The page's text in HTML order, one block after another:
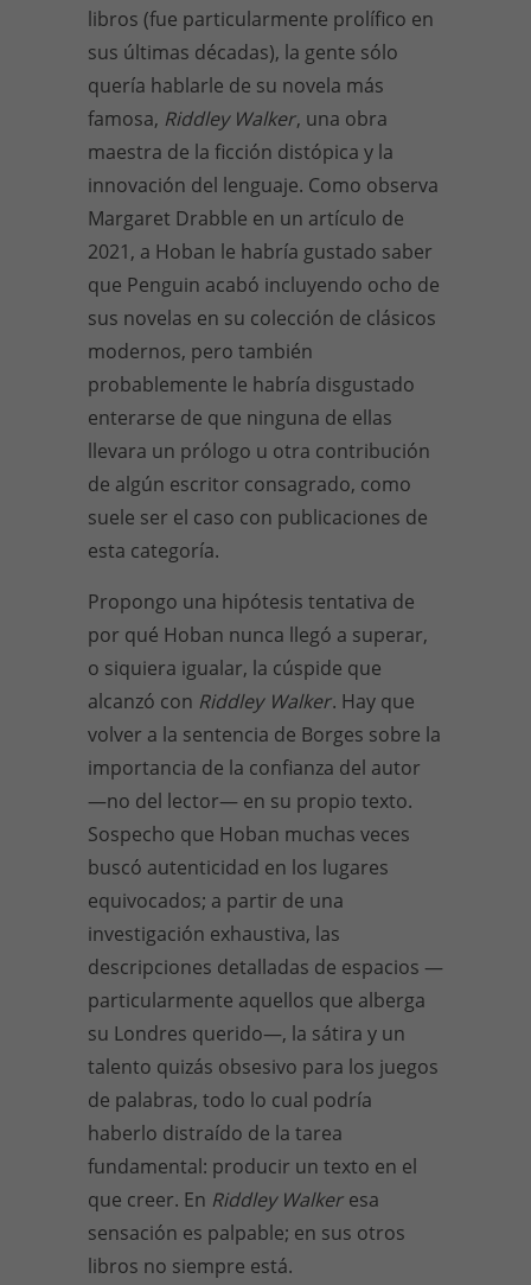
libros (fue particularmente prolífico en
sus últimas décadas), la gente sólo
quería hablarle de su novela más
famosa, Riddley Walker, una obra
maestra de la ficción distópica y la
innovación del lenguaje. Como observa
Margaret Drabble en un artículo de
2021, a Hoban le habría gustado saber
que Penguin acabó incluyendo ocho de
sus novelas en su colección de clásicos
modernos, pero también
probablemente le habría disgustado
enterarse de que ninguna de ellas
llevara un prólogo u otra contribución
de algún escritor consagrado, como
suele ser el caso con publicaciones de
esta categoría.
Propongo una hipótesis tentativa de
por qué Hoban nunca llegó a superar,
o siquiera igualar, la cúspide que
alcanzó con Riddley Walker. Hay que
volver a la sentencia de Borges sobre la
importancia de la confianza del autor
—no del lector— en su propio texto.
Sospecho que Hoban muchas veces
buscó autenticidad en los lugares
equivocados; a partir de una
investigación exhaustiva, las
descripciones detalladas de espacios —
particularmente aquellos que alberga
su Londres querido—, la sátira y un
talento quizás obsesivo para los juegos
de palabras, todo lo cual podría
haberlo distraído de la tarea
fundamental: producir un texto en el
que creer. En Riddley Walker esa
sensación es palpable; en sus otros
libros no siempre está.